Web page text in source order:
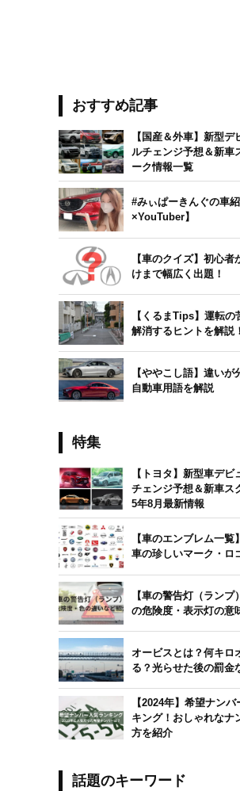
おすすめ記事
【国産＆外車】新型デ
ルチェンジ予想＆新車
ーク情報一覧
#みぃぱーきんぐの車
×YouTuber】
【車のクイズ】初心者
けまで幅広く出題！
【くるまTips】運転の
解消するヒントを解説！
【ややこし語】違いが
自動車用語を解説
特集
【トヨタ】新型車デビ
チェンジ予想＆新車ス
5年8月最新情報
【車のエンブレム一覧
車の珍しいマーク・ロ
【車の警告灯（ランプ
の危険度・表示灯の意
オービスとは？何キロ
る？光らせた後の罰金
【2024年】希望ナン
キング！おしゃれなナ
方を紹介
話題のキーワード